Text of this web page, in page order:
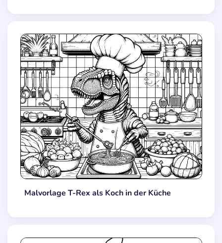
Malvorlage T-Rex als Koch in der Küche